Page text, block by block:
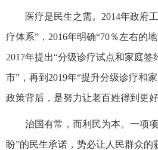
医疗是民生之需。2014年政府
疗体系”，2016年明确“70％左右的
2017年提出“分级诊疗试点和家庭
市”，再到2019年“提升分级诊疗和
政策背后，是努力让老百姓得到更
治国有常，而利民为本。一项
盼”的民生承诺，势必让人民群众